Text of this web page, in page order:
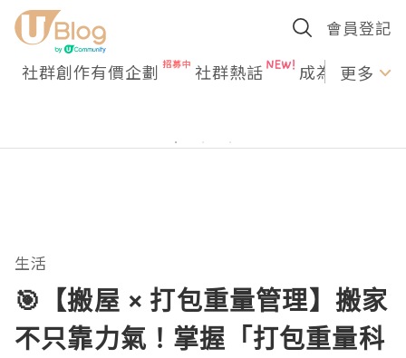
會員登記
社群創作有價企劃 社群熱話 成為U更多
生活
🎯【搬屋 × 打包重量管理】搬家
不只靠力氣！掌握「打包重量科